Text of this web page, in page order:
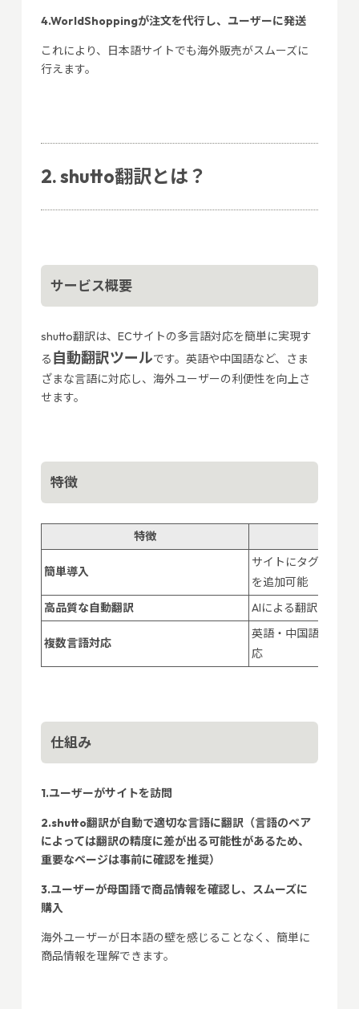
4.WorldShoppingが注文を代行し、ユーザーに発送
これにより、日本語サイトでも海外販売がスムーズに
行えます。
2. shutto翻訳とは？
サービス概要
shutto翻訳は、ECサイトの多言語対応を簡単に実現す
る 自動翻訳ツールです。英語や中国語など、さま
ざまな言語に対応し、海外ユーザーの利便性を向上さ
せます。
特徴
特徴
簡単導入
サイトにタグを設置
を追加可能
高品質な自動翻訳
AIによる翻訳で、自
複数言語対応
英語・中国語・韓国
応
仕組み
1.ユーザーがサイトを訪問
2.shutto翻訳が自動で適切な言語に翻訳（言語のペア
によっては翻訳の精度に差が出る可能性があるため、
重要なページは事前に確認を推奨）
3.ユーザーが母国語で商品情報を確認し、スムーズに
購入
海外ユーザーが日本語の壁を感じることなく、簡単に
商品情報を理解できます。